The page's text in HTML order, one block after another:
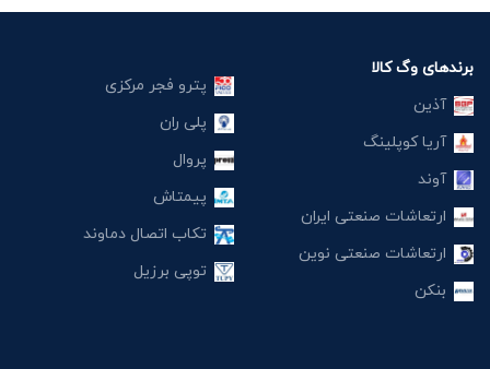
برندهای وگ کالا
آذین
آریا کوپلینگ
آوند
ارتعاشات صنعتی ایران
ارتعاشات صنعتی نوین
بنکن
پترو فجر مرکزی
پلی ران
پروال
پیمتاش
تکاب اتصال دماوند
توپی برزیل